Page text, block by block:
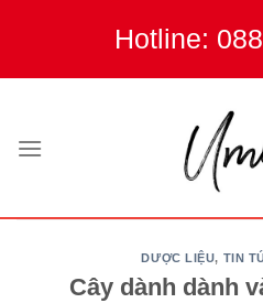
Hotline:
DƯỢC LIỆU, TIN
Cây dành dành